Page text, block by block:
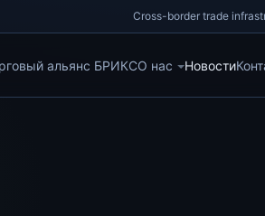
Cross-border trade
альянс БРИКСО нас Новости